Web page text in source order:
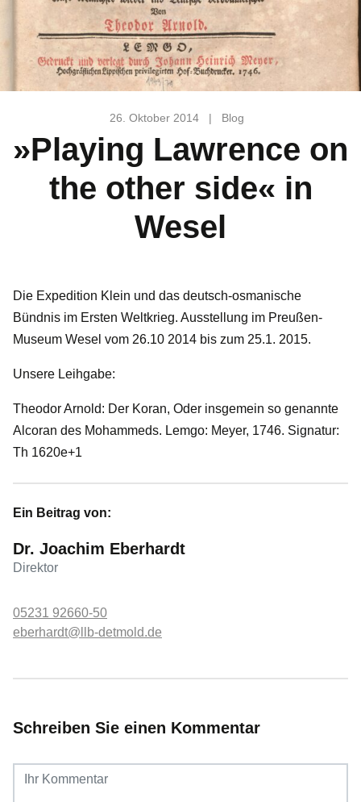
26. Oktober 2014 | Blog
»Playing Lawrence on
the other side« in
Wesel
Die Expedition Klein und das deutsch-osmanische
Bündnis im Ersten Weltkrieg. Ausstellung im Preußen-
Museum Wesel vom 26.10 2014 bis zum 25.1. 2015.
Unsere Leihgabe:
Theodor Arnold: Der Koran, Oder insgemein so genannte
Alcoran des Mohammeds. Lemgo: Meyer, 1746. Signatur:
Th 1620e+1
Ein Beitrag von:
Dr. Joachim Eberhardt
Direktor
05231 92660-50
eberhardt@llb-detmold.de
Schreiben Sie einen Kommentar